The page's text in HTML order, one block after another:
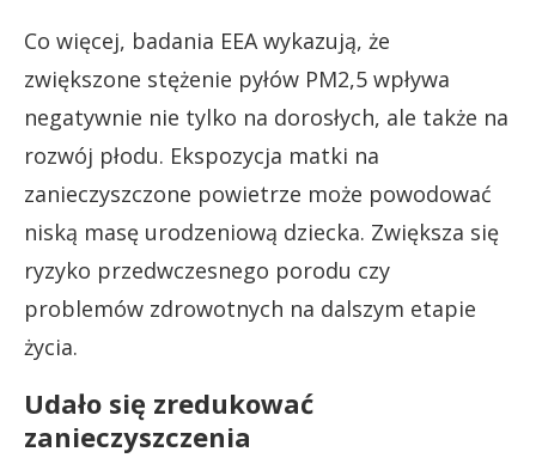
Co więcej, badania EEA wykazują, że
zwiększone stężenie pyłów PM2,5 wpływa
negatywnie nie tylko na dorosłych, ale także na
rozwój płodu. Ekspozycja matki na
zanieczyszczone powietrze może powodować
niską masę urodzeniową dziecka. Zwiększa się
ryzyko przedwczesnego porodu czy
problemów zdrowotnych na dalszym etapie
życia.
Udało się zredukować
zanieczyszczenia